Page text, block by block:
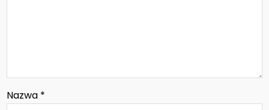
Nazwa *